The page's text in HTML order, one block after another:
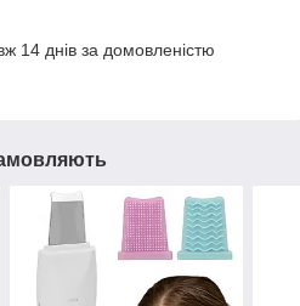
14 днів за домовленістю